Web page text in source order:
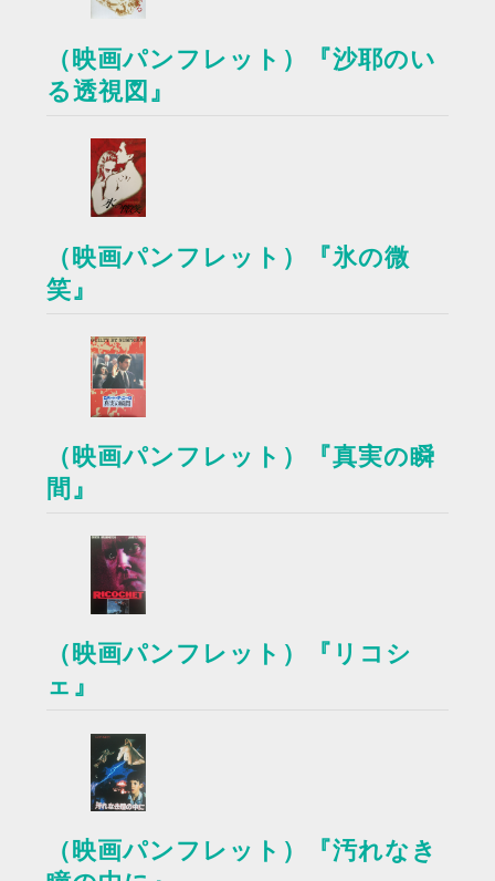
（映画パンフレット）『沙耶のい
る透視図』
（映画パンフレット）『氷の微
笑』
（映画パンフレット）『真実の瞬
間』
（映画パンフレット）『リコシ
ェ』
（映画パンフレット）『汚れなき